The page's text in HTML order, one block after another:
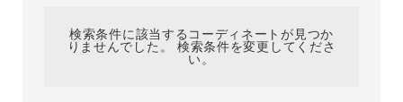
検索条件に該当するコーディネートが見つか
りませんでした。 検索条件を変更してくださ
い。